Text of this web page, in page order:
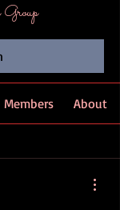
Members About